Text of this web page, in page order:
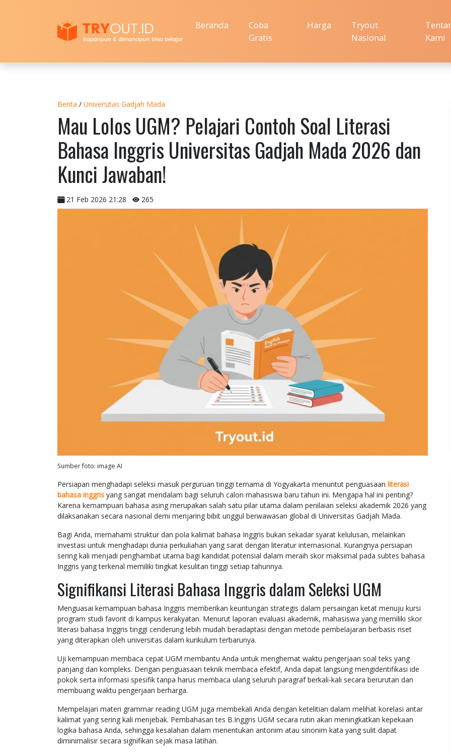
Beranda
Coba
Gratis
Harga
Tryout
Nasional
Kami
Berita / Universitas Gadjah Mada
Mau Lolos UGM? Pelajari Contoh Soal Literasi
Bahasa Inggris Universitas Gadjah Mada 2026 dan
Kunci Jawaban!
21 Feb 2026 21:28 265
Sumber foto: image AI
Persiapan menghadapi seleksi masuk perguruan tinggi ternama di Yogyakarta menuntut penguasaan literasi
bahasa inggris yang sangat mendalam bagi seluruh calon mahasiswa baru tahun ini. Mengapa hal ini penting?
Karena kemampuan bahasa asing merupakan salah satu pilar utama dalam penilaian seleksi akademik 2026 yang
dilaksanakan secara nasional demi menjaring bibit unggul berwawasan global di Universitas Gadjah Mada.
Bagi Anda, memahami struktur dan pola kalimat bahasa Inggris bukan sekadar syarat kelulusan, melainkan
investasi untuk menghadapi dunia perkuliahan yang sarat dengan literatur internasional. Kurangnya persiapan
sering kali menjadi penghambat utama bagi kandidat potensial dalam meraih skor maksimal pada subtes bahasa
Inggris yang terkenal memiliki tingkat kesulitan tinggi setiap tahunnya.
Signifikansi Literasi Bahasa Inggris dalam Seleksi UGM
Menguasai kemampuan bahasa Inggris memberikan keuntungan strategis dalam persaingan ketat menuju kursi
program studi favorit di kampus kerakyatan. Menurut laporan evaluasi akademik, mahasiswa yang memiliki skor
literasi bahasa Inggris tinggi cenderung lebih mudah beradaptasi dengan metode pembelajaran berbasis riset
yang diterapkan oleh universitas dalam kurikulum terbarunya.
Uji kemampuan membaca cepat UGM membantu Anda untuk menghemat waktu pengerjaan soal teks yang
panjang dan kompleks. Dengan penguasaan teknik membaca efektif, Anda dapat langsung mengidentifikasi ide
pokok serta informasi spesifik tanpa harus membaca ulang seluruh paragraf berkali-kali secara berurutan dan
membuang waktu pengerjaan berharga.
Mempelajari materi grammar reading UGM juga membekali Anda dengan ketelitian dalam melihat korelasi antar
kalimat yang sering kali menjebak. Pembahasan tes B.Inggris UGM secara rutin akan meningkatkan kepekaan
logika bahasa Anda, sehingga kesalahan dalam menentukan antonim atau sinonim kata yang sulit dapat
diminimalisir secara signifikan sejak masa latihan.